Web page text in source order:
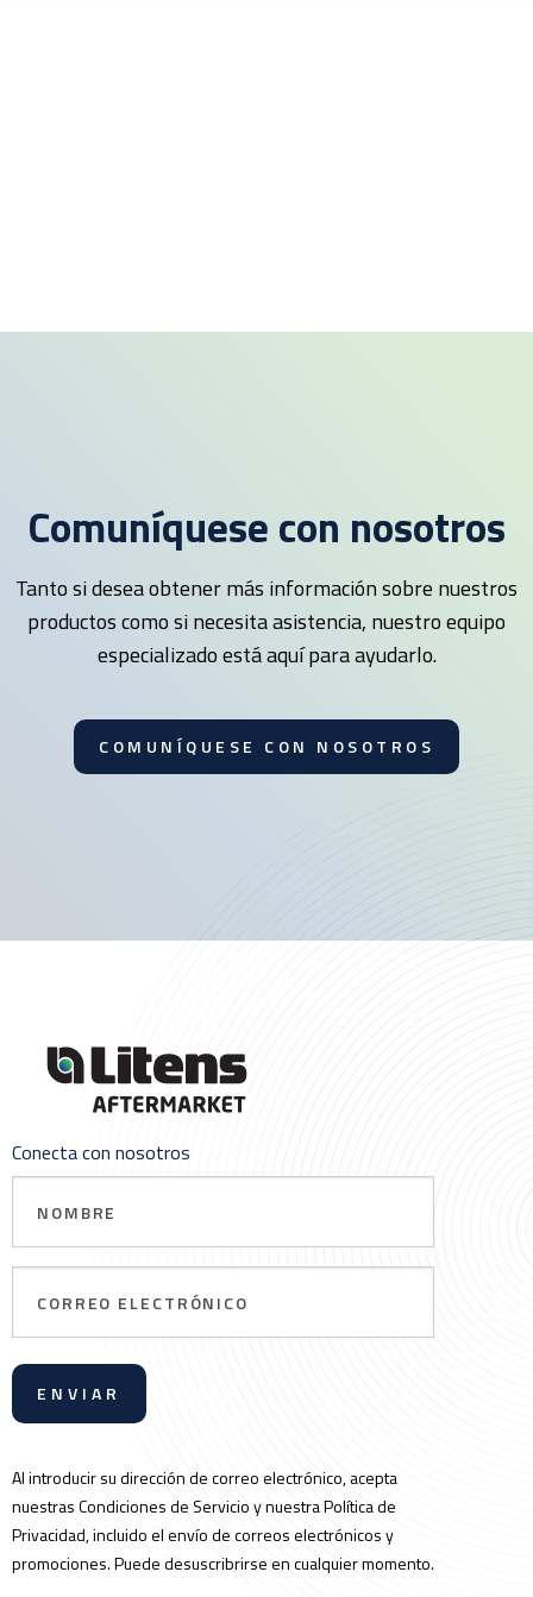
Comuníquese con nosotros
Tanto si desea obtener más información sobre nuestros
productos como si necesita asistencia, nuestro equipo
especializado está aquí para ayudarlo.
COMUNÍQUESE CON NOSOTROS
Conecta con nosotros
electrónico
Al introducir su dirección de correo electrónico, acepta
nuestras Condiciones de Servicio y nuestra Política de
Privacidad, incluido el envío de correos electrónicos y
promociones. Puede desuscribrirse en cualquier momento.